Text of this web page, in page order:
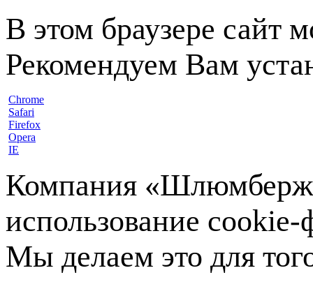
В этом браузере сайт
Рекомендуем Вам
Chrome
Safari
Firefox
Opera
IE
Компания
использование
Мы делаем это для